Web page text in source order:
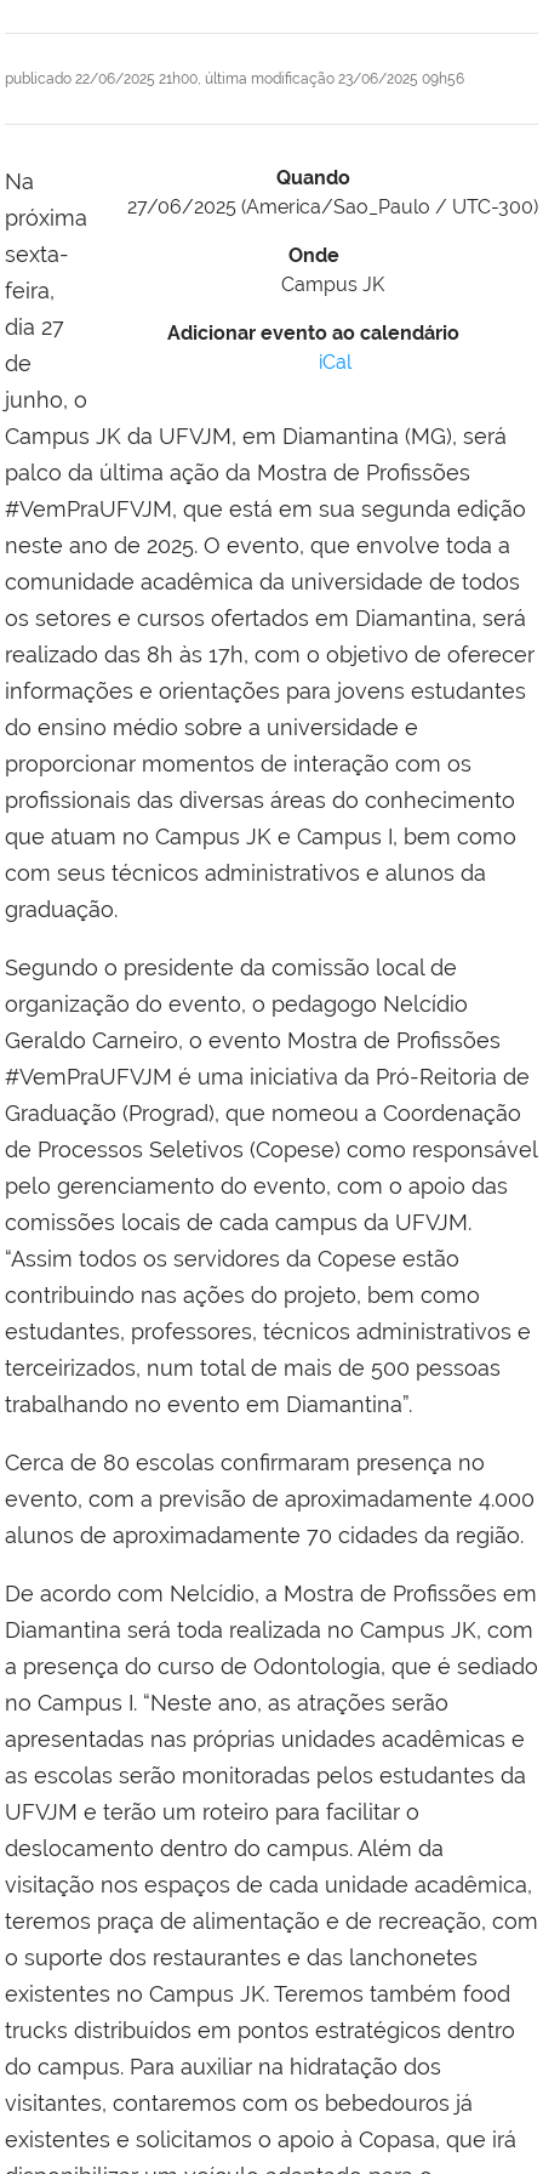
publicado 22/06/2025 21h00, última modificação 23/06/2025 09h56
Quando
27/06/2025 (America/Sao_Paulo / UTC-300)
Onde
Campus JK
Adicionar evento ao calendário
iCal
Na
próxima
sexta-
feira,
dia 27
de
junho, o
Campus JK da UFVJM, em Diamantina (MG), será
palco da última ação da Mostra de Profissões
#VemPraUFVJM, que está em sua segunda edição
neste ano de 2025. O evento, que envolve toda a
comunidade acadêmica da universidade de todos
os setores e cursos ofertados em Diamantina, será
realizado das 8h às 17h, com o objetivo de oferecer
informações e orientações para jovens estudantes
do ensino médio sobre a universidade e
proporcionar momentos de interação com os
profissionais das diversas áreas do conhecimento
que atuam no Campus JK e Campus I, bem como
com seus técnicos administrativos e alunos da
graduação.
Segundo o presidente da comissão local de
organização do evento, o pedagogo Nelcídio
Geraldo Carneiro, o evento Mostra de Profissões
#VemPraUFVJM é uma iniciativa da Pró-Reitoria de
Graduação (Prograd), que nomeou a Coordenação
de Processos Seletivos (Copese) como responsável
pelo gerenciamento do evento, com o apoio das
comissões locais de cada campus da UFVJM.
“Assim todos os servidores da Copese estão
contribuindo nas ações do projeto, bem como
estudantes, professores, técnicos administrativos e
terceirizados, num total de mais de 500 pessoas
trabalhando no evento em Diamantina”.
Cerca de 80 escolas confirmaram presença no
evento, com a previsão de aproximadamente 4.000
alunos de aproximadamente 70 cidades da região.
De acordo com Nelcídio, a Mostra de Profissões em
Diamantina será toda realizada no Campus JK, com
a presença do curso de Odontologia, que é sediado
no Campus I. “Neste ano, as atrações serão
apresentadas nas próprias unidades acadêmicas e
as escolas serão monitoradas pelos estudantes da
UFVJM e terão um roteiro para facilitar o
deslocamento dentro do campus. Além da
visitação nos espaços de cada unidade acadêmica,
teremos praça de alimentação e de recreação, com
o suporte dos restaurantes e das lanchonetes
existentes no Campus JK. Teremos também food
trucks distribuídos em pontos estratégicos dentro
do campus. Para auxiliar na hidratação dos
visitantes, contaremos com os bebedouros já
existentes e solicitamos o apoio à Copasa, que irá